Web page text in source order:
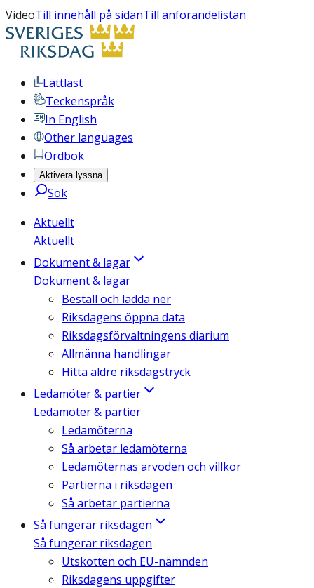
VideoTill innehåll på sidanTill anförandelistan
Lättläst
Teckenspråk
In English
Other languages
Ordbok
Aktivera lyssna
Sök
Aktuellt
Aktuellt
Dokument & lagar
Dokument & lagar
Beställ och ladda ner
Riksdagens öppna data
Riksdagsförvaltningens diarium
Allmänna handlingar
Hitta äldre riksdagstryck
Ledamöter & partier
Ledamöter & partier
Ledamöterna
Så arbetar ledamöterna
Ledamöternas arvoden och villkor
Partierna i riksdagen
Så arbetar partierna
Så fungerar riksdagen
Så fungerar riksdagen
Utskotten och EU-nämnden
Riksdagens uppgifter